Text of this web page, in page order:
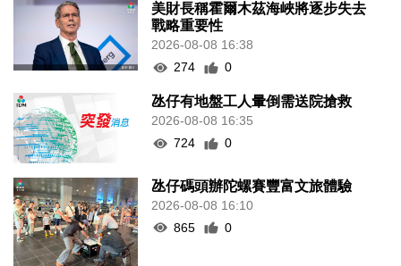
美財長稱霍爾木茲海峽將逐步失去
戰略重要性
2026-08-08 16:38
274
0
氹仔有地盤工人暈倒需送院搶救
2026-08-08 16:35
724
0
氹仔碼頭辦陀螺賽豐富文旅體驗
2026-08-08 16:10
865
0